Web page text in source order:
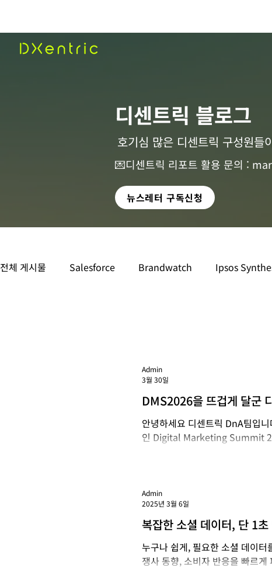
​디센트릭 블로그
호기심 많은 디센트릭 구성원들
💌디센트릭 리포트 활용 문의 :
뉴스레터 구독신청
전체 게시물 Salesforce Brandwatch Ipsos
DMS2026을 뜨겁게 달군
안녕하세요 디센트릭 DnA팀입
인 Digital Marketing Summit
DMS2026 현장 스케치 이번
스에도 300명이 넘는 분들이 발
개개인의 고민에 맞추어 실시간
치만의 정교하고 날카로운 분석
번 행사에서 가장 주
Admin
3월 30일
복잡한 소셜 데이터, 단 1
얻기📊
누구나 쉽게, 필요한 소셜 데이
쟁사 동향, 소비자 반응을 빠르
Admin
2025년 3월 6일